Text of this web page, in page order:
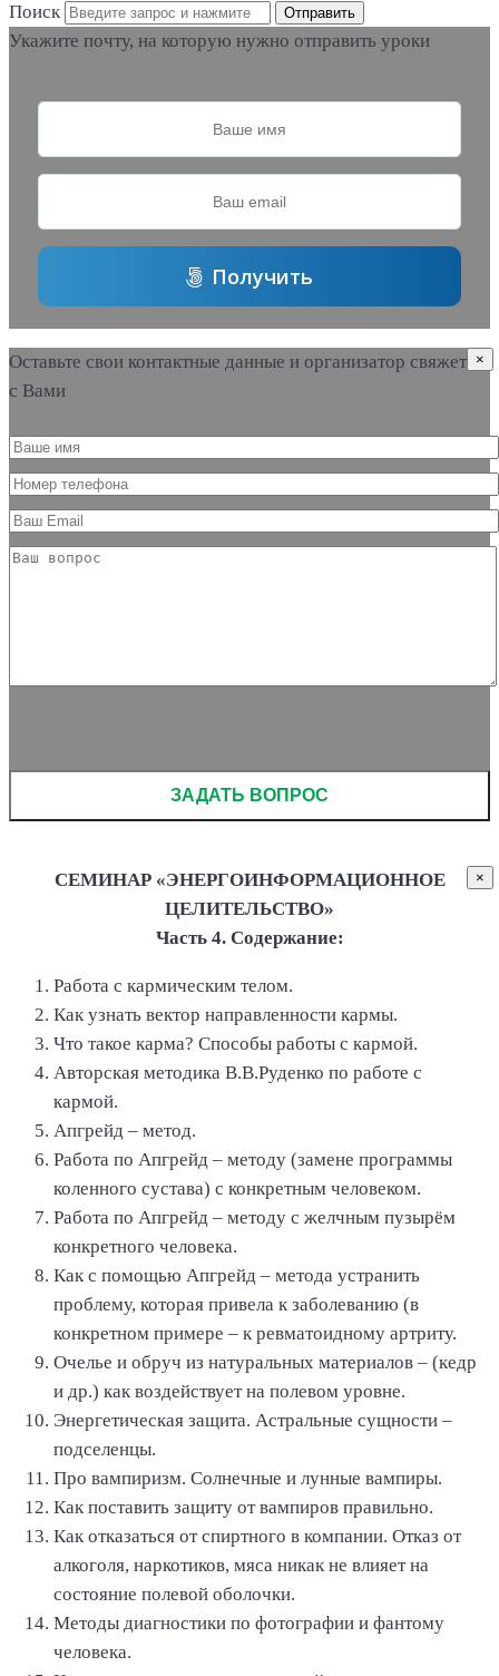
Поиск
Отправить
Укажите почту, на которую нужно отправить уроки
Получить
×
Оставьте свои контактные данные и организатор свяжется
с Вами
×
СЕМИНАР «ЭНЕРГОИНФОРМАЦИОННОЕ
ЦЕЛИТЕЛЬСТВО»
Часть 4. Содержание:
Работа с кармическим телом.
Как узнать вектор направленности кармы.
Что такое карма? Способы работы с кармой.
Авторская методика В.В.Руденко по работе с
кармой.
Апгрейд – метод.
Работа по Апгрейд – методу (замене программы
коленного сустава) с конкретным человеком.
Работа по Апгрейд – методу с желчным пузырём
конкретного человека.
Как с помощью Апгрейд – метода устранить
проблему, которая привела к заболеванию (в
конкретном примере – к ревматоидному артриту.
Очелье и обруч из натуральных материалов – (кедр
и др.) как воздействует на полевом уровне.
Энергетическая защита. Астральные сущности –
подселенцы.
Про вампиризм. Солнечные и лунные вампиры.
Как поставить защиту от вампиров правильно.
Как отказаться от спиртного в компании. Отказ от
алкоголя, наркотиков, мяса никак не влияет на
состояние полевой оболочки.
Методы диагностики по фотографии и фантому
человека.